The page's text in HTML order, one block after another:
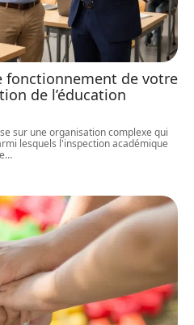
fonctionnement de votre
de l’éducation
sur une organisation complexe qui
lesquels l'inspection académique
…